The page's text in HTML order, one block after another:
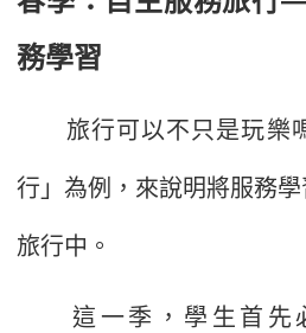
務學習
旅行可以不只是玩樂
行」為例，來說明將服務
旅行中。
這一季，學生首先